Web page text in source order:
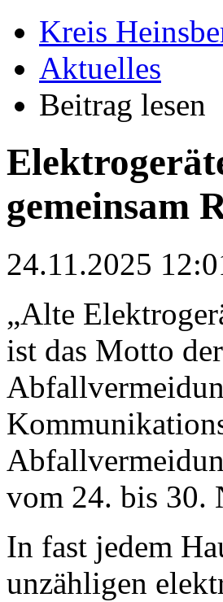
Kreis
Aktuelles
Beitrag lesen
gemeinsam
24.11.2025
„Alte
ist das Motto
vom 24. bis 30.
In fast jedem
unzähligen